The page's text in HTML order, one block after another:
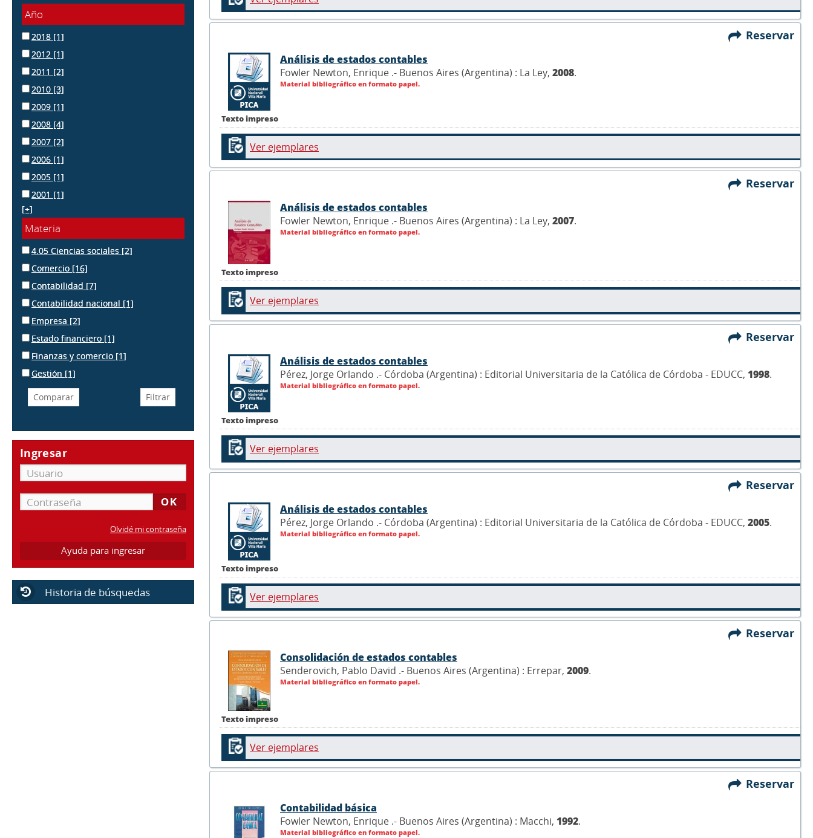
Año
2018 [1]
2012 [1]
2011 [2]
2010 [3]
2009 [1]
2008 [4]
2007 [2]
2006 [1]
2005 [1]
2001 [1]
[+]
Materia
4.05 Ciencias sociales [2]
Comercio [16]
Contabilidad [7]
Contabilidad nacional [1]
Empresa [2]
Estado financiero [1]
Finanzas y comercio [1]
Gestión [1]
Ingresar
Olvidé mi contraseña
Ayuda para ingresar
Historia de búsquedas
Reservar
Texto impreso
Análisis de estados contables
Fowler Newton, Enrique .- Buenos Aires (Argentina) : La Ley, 2008.
Material bibliográfico en formato papel.
Ver ejemplares
Reservar
Texto impreso
Análisis de estados contables
Fowler Newton, Enrique .- Buenos Aires (Argentina) : La Ley, 2007.
Material bibliográfico en formato papel.
Ver ejemplares
Reservar
Texto impreso
Análisis de estados contables
Pérez, Jorge Orlando .- Córdoba (Argentina) : Editorial Universitaria de la Católica de Córdoba - EDUCC, 1998.
Material bibliográfico en formato papel.
Ver ejemplares
Reservar
Texto impreso
Análisis de estados contables
Pérez, Jorge Orlando .- Córdoba (Argentina) : Editorial Universitaria de la Católica de Córdoba - EDUCC, 2005.
Material bibliográfico en formato papel.
Ver ejemplares
Reservar
Texto impreso
Consolidación de estados contables
Senderovich, Pablo David .- Buenos Aires (Argentina) : Errepar, 2009.
Material bibliográfico en formato papel.
Ver ejemplares
Reservar
Contabilidad básica
Fowler Newton, Enrique .- Buenos Aires (Argentina) : Macchi, 1992.
Material bibliográfico en formato papel.